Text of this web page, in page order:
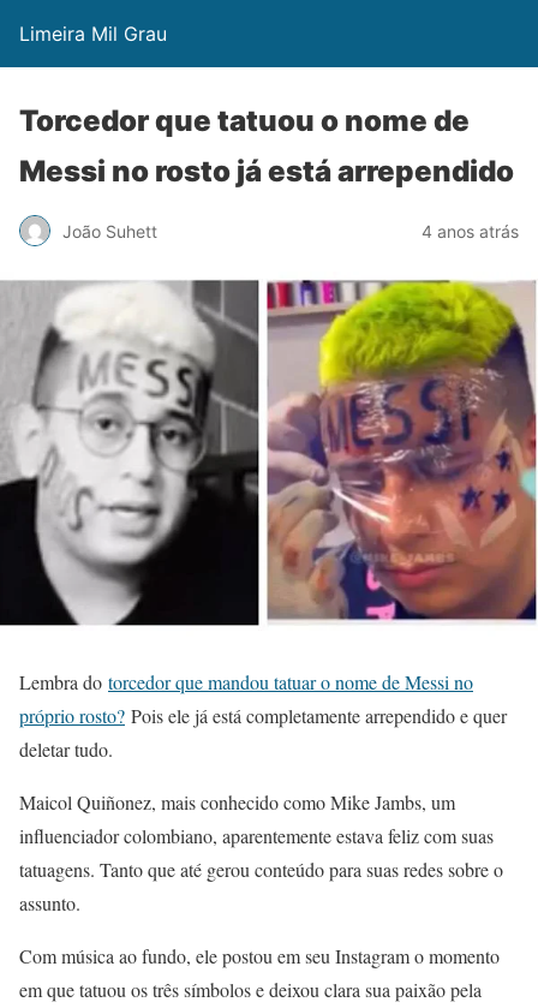
Limeira Mil Grau
Torcedor que tatuou o nome de
Messi no rosto já está arrependido
João Suhett 4 anos atrás
Lembra do torcedor que mandou tatuar o nome de Messi no
próprio rosto? Pois ele já está completamente arrependido e quer
deletar tudo.
Maicol Quiñonez, mais conhecido como Mike Jambs, um
influenciador colombiano, aparentemente estava feliz com suas
tatuagens. Tanto que até gerou conteúdo para suas redes sobre o
assunto.
Com música ao fundo, ele postou em seu Instagram o momento
em que tatuou os três símbolos e deixou clara sua paixão pela